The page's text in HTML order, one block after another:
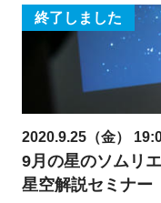
終了しました
2020.9.25（金）
9月の星のソムリ
星空解説セミナー